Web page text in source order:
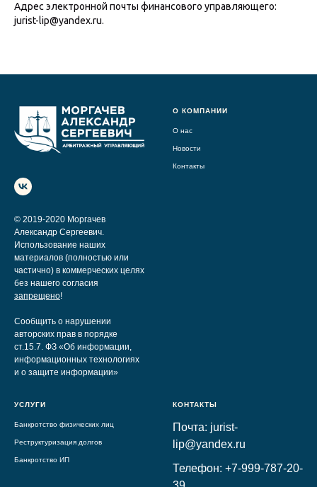
Адрес электронной почты финансового управляющего:
jurist-lip@yandex.ru.
© 2019-2020 Моргачев
Александр Сергеевич.
Использование наших
материалов (полностью или
частично) в коммерческих целях
без нашего согласия
запрещено!
Сообщить о нарушении
авторских прав в порядке
ст.15.7. ФЗ «Об информации,
информационных технологиях
и о защите информации»
О КОМПАНИИ
О нас
Новости
Контакты
УСЛУГИ
Банкротство физических лиц
Реструктуризация долгов
Банкротство ИП
КОНТАКТЫ
Почта: jurist-
lip@yandex.ru
Телефон: +7-999-787-20-